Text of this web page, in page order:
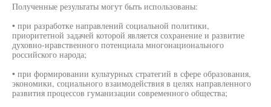
Полученные результаты могут быть использованы:
• при разработке направлений социальной политики,
приоритетной задачей которой является сохранение и развитие
духовно-нравственного потенциала многонационального
российского народа;
• при формировании культурных стратегий в сфере образования,
экономики, социального взаимодействия в целях направленного
развития процессов гуманизации современного общества;